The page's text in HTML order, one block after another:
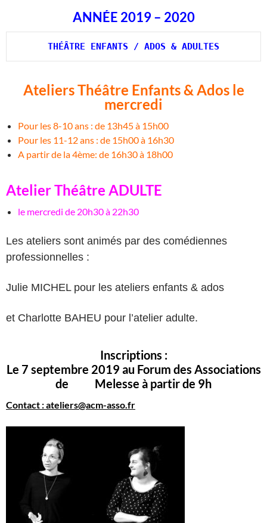
ANNÉE 2019 – 2020
THÉÂTRE ENFANTS / ADOS & ADULTES
Ateliers Théâtre Enfants & Ados le
mercredi
Pour les 8-10 ans : de 13h45 à 15h00
Pour les 11-12 ans : de 15h00 à 16h30
A partir de la 4ème: de 16h30 à 18h00
Atelier Théâtre ADULTE
le mercredi de 20h30 à 22h30
Les ateliers sont animés par des comédiennes
professionnelles :
Julie MICHEL pour les ateliers enfants & ados
et Charlotte BAHEU pour l’atelier adulte.
Inscriptions :
Le 7 septembre 2019 au Forum des Associations
de Melesse à partir de 9h
Contact : ateliers@acm-asso.fr